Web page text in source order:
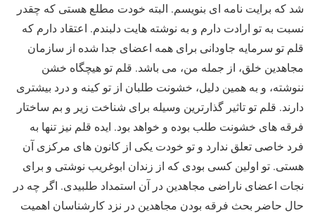
شد که برایت نامه ای بنویسم. البته خودت مطلع هستی که چقدر
نسبت به تو ارادت دارم و به نوشته هایت دلبندم. اعتقاد دارم که
قلم تو سرمایه جاودانی برای همه اعضای جدا شده از سازمان
مجاهدین خلق، از جمله من، می باشد. قلم تو هیچگاه خشن
ننوشته، و به همین دلیل، خشونت طلبان از تو کینه و درد بیشتری
دارند. قلم تو تاثیر گذارترین وسیله برای شناخت زیر و بم ساختار
فرقه های خشونت طلب بوده و خواهد بود. ایده قلم نیز تنها به
فرد خاصی تعلق ندارد و تو خودت یکی از کانون های مرکزی آن
هستی. تو اولین کسی بودی که از زندان ابوغریب نوشتی و برای
نجات اعضای ناراضی مجاهدین در آن استمداد طلبیدی. اگر چه در
حال حاضر بحث فرقه بودن مجاهدین در نزد کارشناسان اهمیت